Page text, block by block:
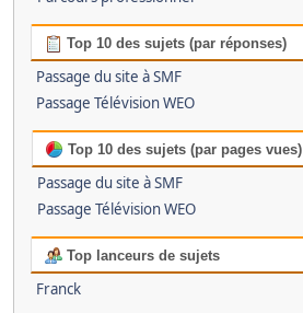
Top 10 des sujets (par réponses)
Passage du site à SMF
Passage Télévision WEO
Top 10 des sujets (par pages vues)
Passage du site à SMF
Passage Télévision WEO
Top lanceurs de sujets
Franck